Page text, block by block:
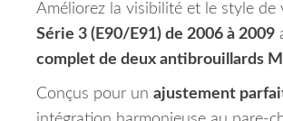
Améliorez la visibilité et le style de
Série 3 (E90/E91) de 2006 à 2009
complet de deux antibrouillards
Conçus pour un ajustement